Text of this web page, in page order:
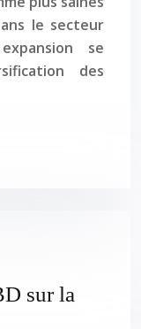
le secteur
se
des
sur la